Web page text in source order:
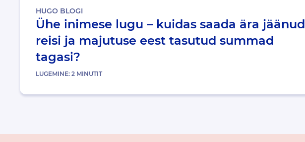
HUGO BLOGI
Ühe inimese lugu – kuidas saada ära jäänud
reisi ja majutuse eest tasutud summad
tagasi?
LUGEMINE: 2 MINUTIT